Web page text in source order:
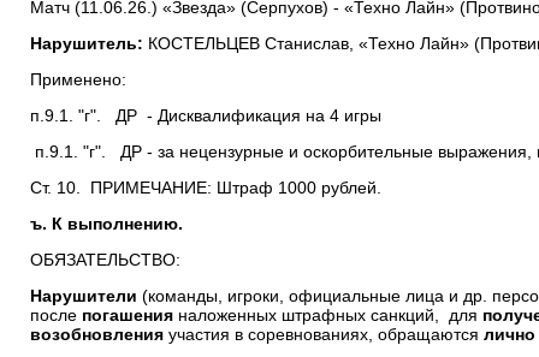
Матч (11.06.26.) «Звезда» (Серпухов) - «Техно Лайн»
Нарушитель: КОСТЕЛЬЦЕВ Станислав, «Техно Лайн»
Применено:
п.9.1. "г". ДР - Дисквалификация на 4 игры
п.9.1. "г". ДР - за нецензурные и оскорбительные выражения,
Ст. 10. ПРИМЕЧАНИЕ: Штраф 1000 рублей.
ъ. К выполнению.
ОБЯЗАТЕЛЬСТВО:
Нарушители (команды, игроки, официальные лица и др.
после погашения наложенных штрафных санкций, для
возобновления участия в соревнованиях, обращаются лично